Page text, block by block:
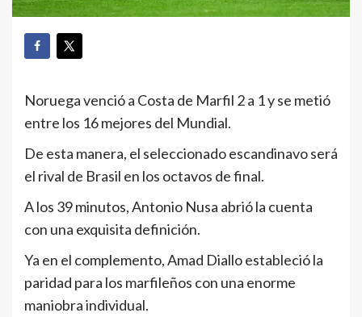
Noruega venció a Costa de Marfil 2 a 1 y se metió
entre los 16 mejores del Mundial.
De esta manera, el seleccionado escandinavo será
el rival de Brasil en los octavos de final.
A los 39 minutos, Antonio Nusa abrió la cuenta
con una exquisita definición.
Ya en el complemento, Amad Diallo estableció la
paridad para los marfileños con una enorme
maniobra individual.